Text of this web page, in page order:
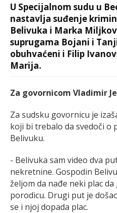
U Specijalnom sudu u
nastavlja suđenje
Belivuka i Marka
suprugama Bojani i
obuhvaćeni i Filip
Marija.
Za govornicom Vladimir
Za sudsku govornicu je
koji bi trebalo da svedoči o
Belivuku.
- Belivuka sam video dva
nekretnine. Gospodin
željom da nađe neki plac
porodicu. Drugi put je
se i njoj dopada plac.